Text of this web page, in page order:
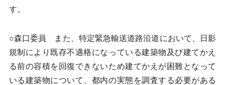
す。
○森口委員 また、特定緊急輸送道路沿道において、日影
規制により既存不適格になっている建築物及び建てかえ
る前の容積を回復できないため建てかえが困難となって
いる建築物について、都内の実態を調査する必要がある